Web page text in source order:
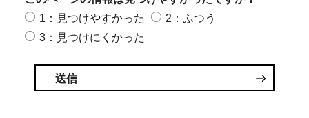
1：見つけやすかった
2：ふつう
3：見つけにくかった